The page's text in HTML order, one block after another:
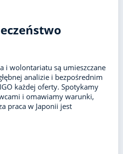
i wolontariatu są umieszczane
analizie i bezpośrednim
każdej oferty. Spotykamy
i omawiamy warunki,
praca w Japonii jest